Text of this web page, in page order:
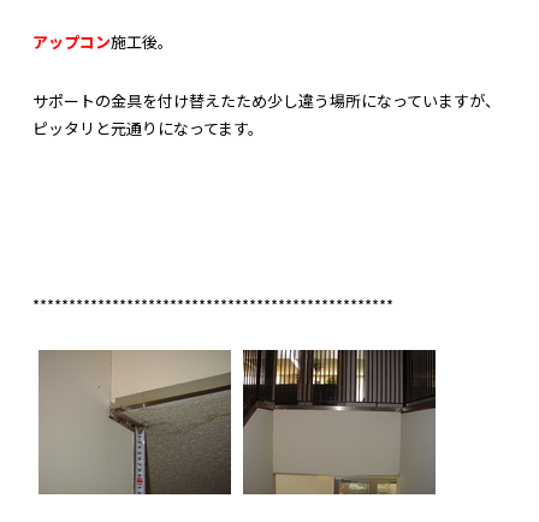
アップコン施工後。
サポートの金具を付け替えたため少し違う場所になっていますが、
ピッタリと元通りになってます。
**************************************************